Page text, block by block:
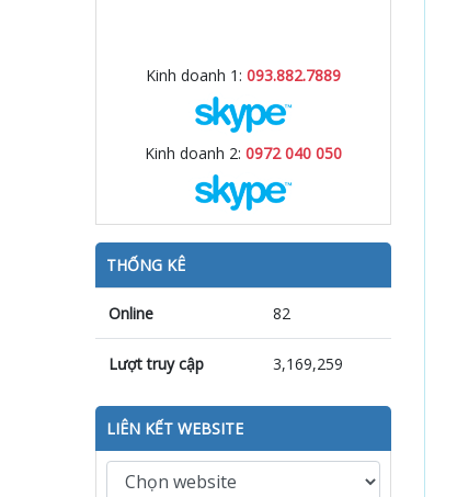
Kinh doanh 1: 093.882.7889
Kinh doanh 2: 0972 040 050
THỐNG KÊ
Online 82
Lượt truy cập 3,169,259
LIÊN KẾT WEBSITE